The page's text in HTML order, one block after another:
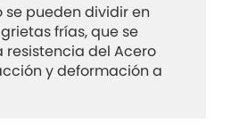
se pueden dividir en
frías, que se
del Acero
y deformación a